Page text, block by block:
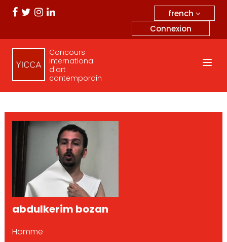
french
Connexion
Concours
international
d'art
contemporain
abdulkerim bozan
Homme